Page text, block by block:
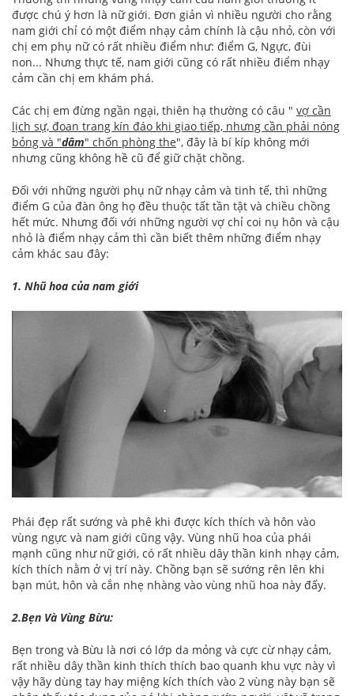
được chú ý hơn là nữ giới. Đơn giản vì nhiều người cho rằng
nam giới chỉ có một điểm nhạy cảm chính là cậu nhỏ, còn với
chị em phụ nữ có rất nhiều điểm như: điểm G, Ngực, đùi
non... Nhưng thực tế, nam giới cũng có rất nhiều điểm nhạy
cảm cần chị em khám phá.
Các chị em đừng ngần ngại, thiên hạ thường có câu " vợ cần
lịch sự, đoan trang kín đáo khi giao tiếp, nhưng cần phải nóng
bỏng và "dâm" chốn phòng the", đây là bí kíp không mới
nhưng cũng không hề cũ để giữ chặt chồng.
Đối với những người phụ nữ nhạy cảm và tinh tế, thì những
điểm G của đàn ông họ đều thuộc tất tần tật và chiều chồng
hết mức. Nhưng đối với những người vợ chỉ coi nụ hôn và cậu
nhỏ là điểm nhạy cảm thì cần biết thêm những điểm nhạy
cảm khác sau đây:
1. Nhũ hoa của nam giới
Phái đẹp rất sướng và phê khi được kích thích và hôn vào
vùng ngực và nam giới cũng vậy. Vùng nhũ hoa của phái
mạnh cũng như nữ giới, có rất nhiều dây thần kinh nhạy cảm,
kích thích nằm ở vị trí này. Chồng bạn sẽ sướng rên lên khi
bạn mút, hôn và cắn nhẹ nhàng vào vùng nhũ hoa này đấy.
2.Bẹn Và Vùng Bừu:
Bẹn trong và Bừu là nơi có lớp da mỏng và cực cừ nhạy cảm,
rất nhiều dây thần kinh thích thích bao quanh khu vực này vì
vậy hãy dùng tay hay miệng kích thích vào 2 vùng này bạn sẽ